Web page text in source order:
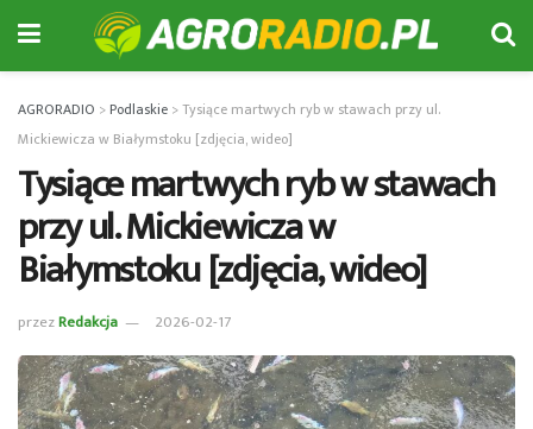
AGRORADIO >Podlaskie >Tysiące martwych ryb w stawach przy ul.
Mickiewicza w Białymstoku [zdjęcia, wideo]
Tysiące martwych ryb w stawach
przy ul. Mickiewicza w
Białymstoku [zdjęcia, wideo]
przezRedakcja 2026-02-17